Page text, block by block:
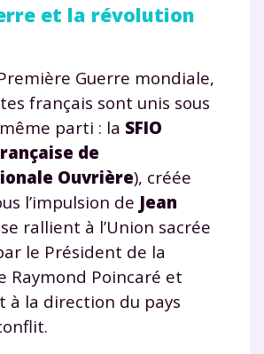
et la révolution
Guerre mondiale,
français sont unis sous
parti : la SFIO
de
Ouvrière), créée
l’impulsion de Jean
rallient à l’Union sacrée
le Président de la
Raymond Poincaré et
à la direction du pays